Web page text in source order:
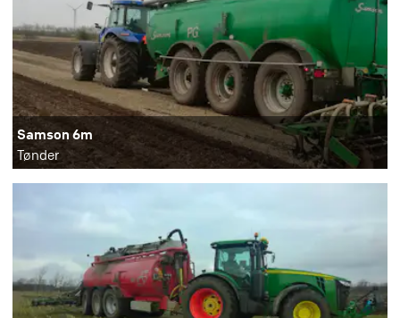
Samson 6m
Tønder